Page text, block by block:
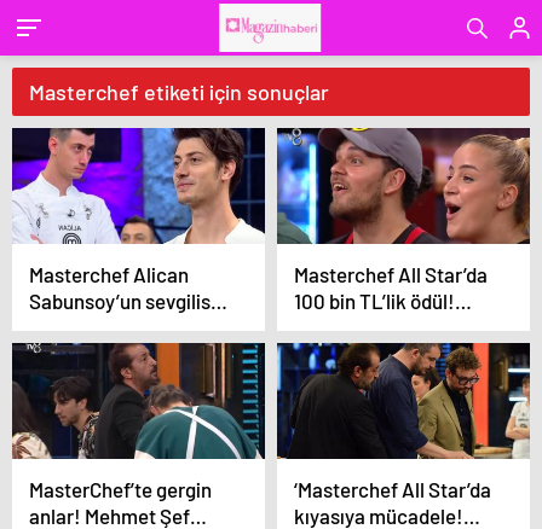
Masterchef etiketi için sonuçlar
Masterchef Alican
Sabunsoy’un sevgilisi
ortaya çıktı!
Masterchef All Star’da
100 bin TL’lik ödül!
Kazanan isim belli oldu
MasterChef’te gergin
anlar! Mehmet Şef
‘Masterchef All Star’da
kıyasıya mücadele!